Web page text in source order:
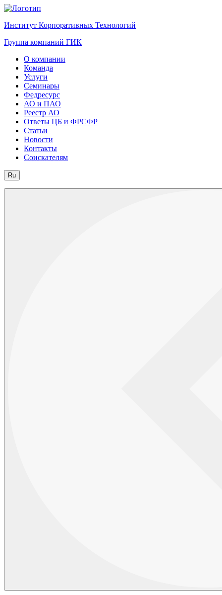
Институт Корпоративных Технологий
Группа компаний ГИК
О компании
Команда
Услуги
Семинары
Федресурс
АО и ПАО
Реестр АО
Ответы ЦБ и ФРСФР
Статьи
Новости
Контакты
Соискателям
Ru